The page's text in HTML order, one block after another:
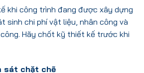
khi công trình đang được xây dựng
sinh chi phí vật liệu, nhân công và
Hãy chốt kỹ thiết kế trước khi
sát chặt chẽ